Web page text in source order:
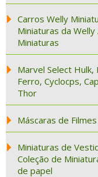
Carros Welly
Miniaturas da
Miniaturas
Marvel Select Hulk,
Ferro, Cyclocps,
Thor
Máscaras de Filmes
Miniaturas de
Coleção de
de papel